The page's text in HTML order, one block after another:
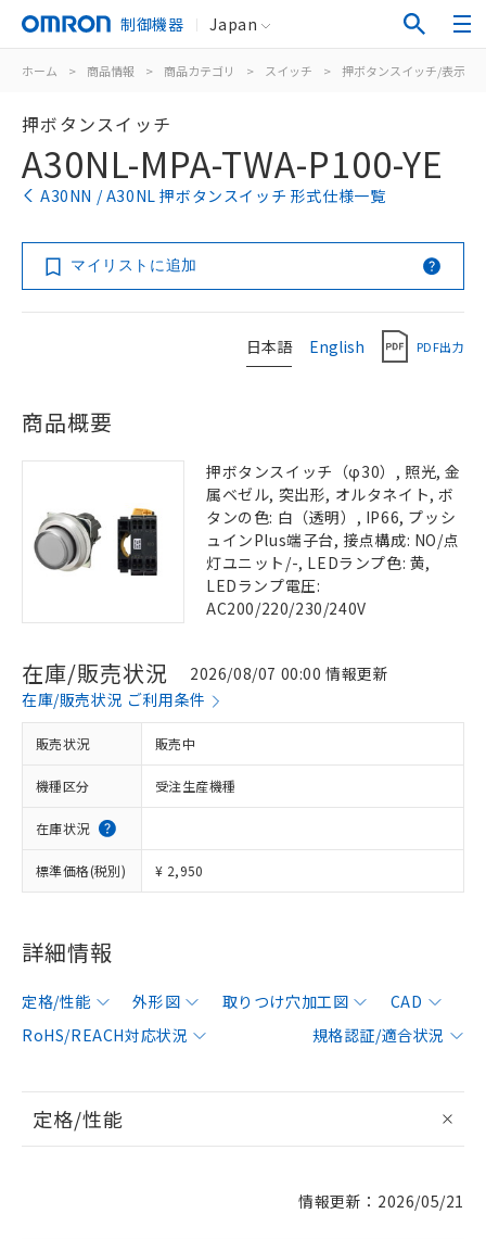
制御機器 Japan
ホーム > 商品情報 > 商品カテゴリ > スイッチ > 押ボタンスイッチ/表示灯
押ボタンスイッチ
A30NL-MPA-TWA-P100-YE
A30NN / A30NL 押ボタンスイッチ 形式仕様一覧
マイリストに追加
日本語 English PDF出力
商品概要
押ボタンスイッチ（φ30）, 照光, 金
属ベゼル, 突出形, オルタネイト, ボ
タンの色: 白（透明）, IP66, プッシ
ュインPlus端子台, 接点構成: NO/点
灯ユニット/-, LEDランプ色: 黄,
LEDランプ電圧:
AC200/220/230/240V
在庫/販売状況
2026/08/07 00:00 情報更新
在庫/販売状況 ご利用条件
販売状況 販売中
機種区分 受注生産機種
在庫状況
標準価格(税別) ¥ 2,950
詳細情報
定格/性能 外形図 取りつけ穴加工図
CAD
RoHS/REACH対応状況
規格認証/適合状況
定格/性能
情報更新：2026/05/21